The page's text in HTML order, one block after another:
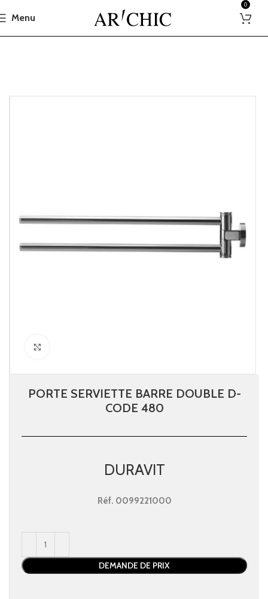
Menu
0
PORTE SERVIETTE BARRE DOUBLE D-
CODE 480
DURAVIT
Réf. 0099221000
DEMANDE DE PRIX